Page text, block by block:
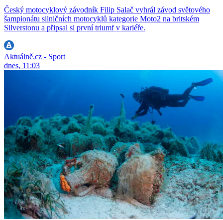
Český motocyklový závodník Filip Salač vyhrál závod světového
šampionátu silničních motocyklů kategorie Moto2 na britském
Silverstonu a připsal si první triumf v kariéře.
Aktuálně.cz - Sport
dnes, 11:03